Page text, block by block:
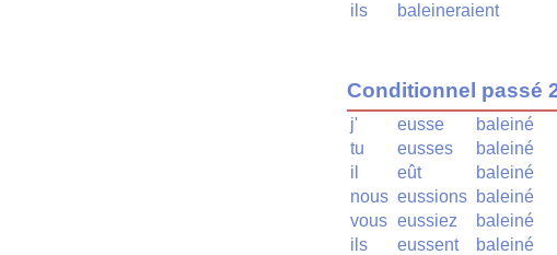
ils
baleineraient
Conditionnel passé
j' eusse
baleiné
tu
eusses
baleiné
il
eût
baleiné
nous eussions baleiné
vous eussiez
baleiné
ils
eussent baleiné